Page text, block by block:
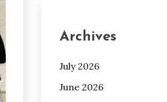
Archives
July 2026
June 2026